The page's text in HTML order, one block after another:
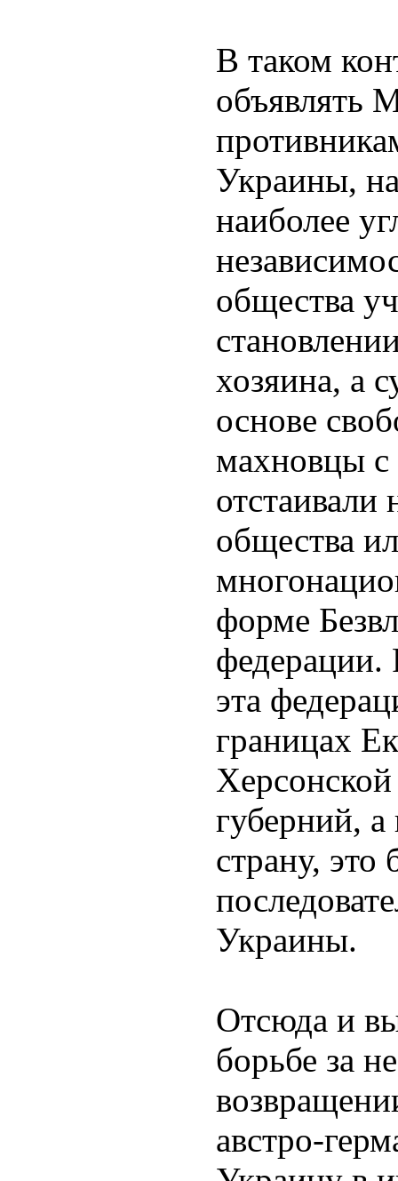
В таком
объявлять
Украины,
наиболее
общества
хозяина, а
основе
махновцы с
отстаивали
общества
форме
федерации.
эта
границах
губерний,
страну,
Украины.
Отсюда и
борьбе за
австро-